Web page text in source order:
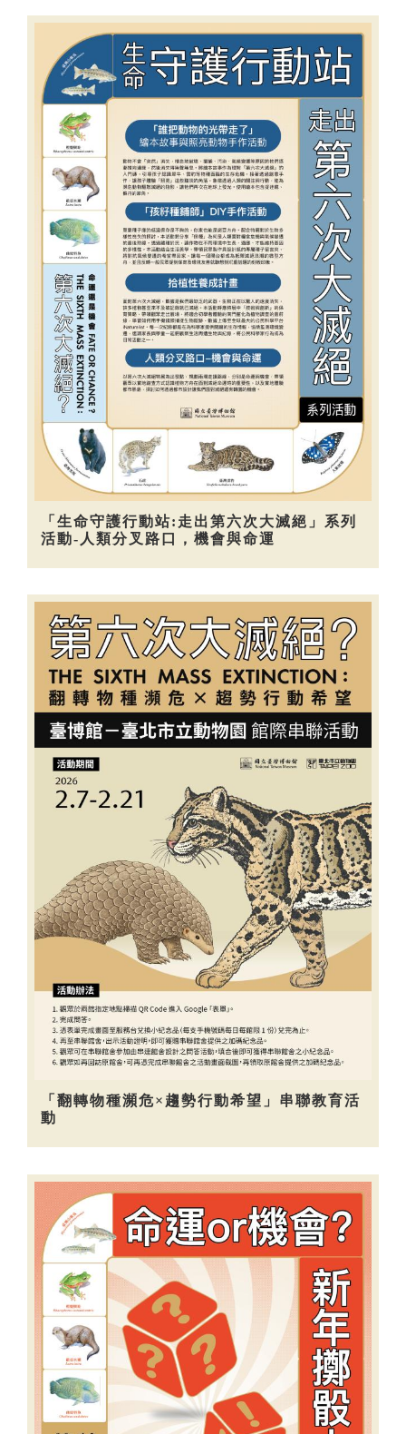
「生命守護行動站:走出第六次大滅絕」系列
活動-人類分叉路口，機會與命運
「翻轉物種瀕危×趨勢行動希望」串聯教育活
動